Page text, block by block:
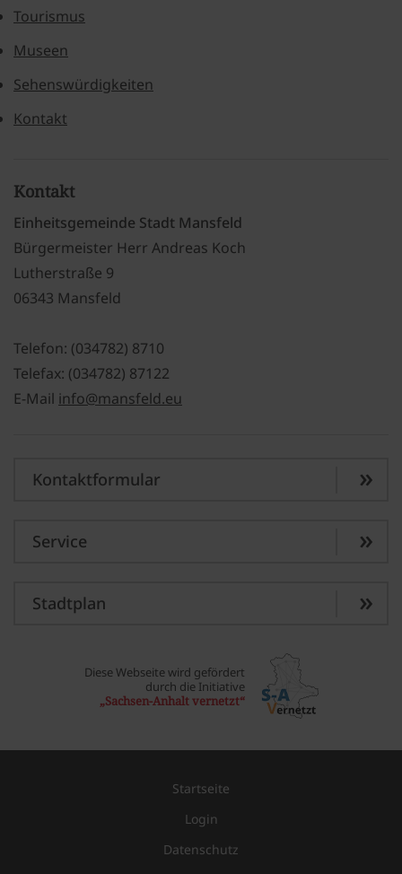
Tourismus
Museen
Sehenswürdigkeiten
Kontakt
Kontakt
Einheitsgemeinde Stadt Mansfeld
Bürgermeister Herr Andreas Koch
Lutherstraße 9
06343 Mansfeld
Telefon: (034782) 8710
Telefax: (034782) 87122
E-Mail info@mansfeld.eu
Kontaktformular
Service
Stadtplan
Diese Webseite wird gefördert
durch die Initiative
„Sachsen-Anhalt vernetzt“
Startseite
Login
Datenschutz